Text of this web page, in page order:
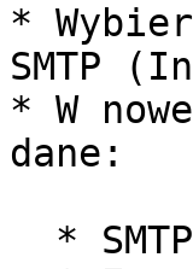
*
SMTP
* W
dane: